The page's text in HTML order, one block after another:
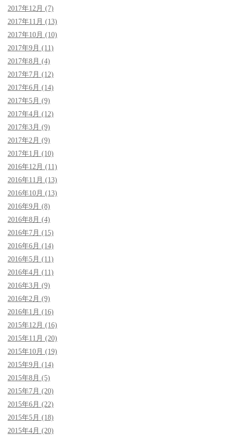
2017年12月 (7)
2017年11月 (13)
2017年10月 (10)
2017年9月 (11)
2017年8月 (4)
2017年7月 (12)
2017年6月 (14)
2017年5月 (9)
2017年4月 (12)
2017年3月 (9)
2017年2月 (9)
2017年1月 (10)
2016年12月 (11)
2016年11月 (13)
2016年10月 (13)
2016年9月 (8)
2016年8月 (4)
2016年7月 (15)
2016年6月 (14)
2016年5月 (11)
2016年4月 (11)
2016年3月 (9)
2016年2月 (9)
2016年1月 (16)
2015年12月 (16)
2015年11月 (20)
2015年10月 (19)
2015年9月 (14)
2015年8月 (5)
2015年7月 (20)
2015年6月 (22)
2015年5月 (18)
2015年4月 (20)